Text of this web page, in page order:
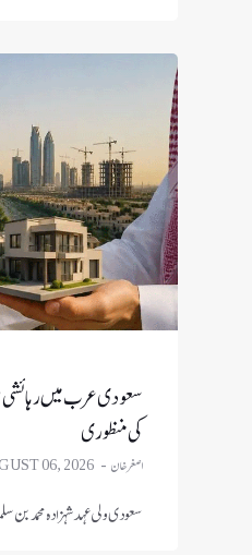
سعودی عرب میں رہائشی
کی منظوری
اصغر خان 06, 2026
سعودی ولی عہد شہزادہ محمد